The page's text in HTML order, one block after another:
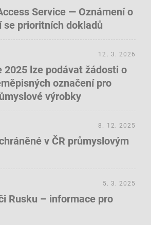
Service — Oznámení o
prioritních dokladů
2025 lze podávat žádosti o
označení pro
výrobky
12. 3. 2026
v ČR průmyslovým
8. 12. 2025
Rusku – informace pro
5. 3. 2025